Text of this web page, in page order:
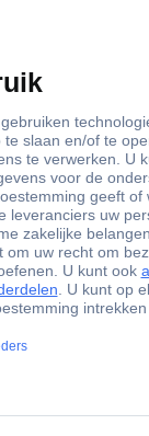
Brother